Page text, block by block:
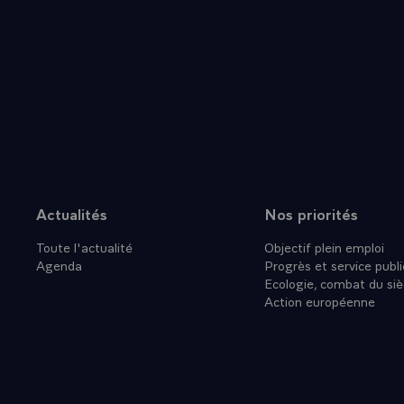
- LE
que ces
mondiaux,
de
d'être. Les
mondiale`
encore sur
`Suite
aussi
une attitude
Hollandais
l'année
en Union
Plan du site
Actualités
Toute l'actualité
Agenda
Nos priorités
Objectif plein emploi
Progrès et service
Ecologie, combat du
Action européenne